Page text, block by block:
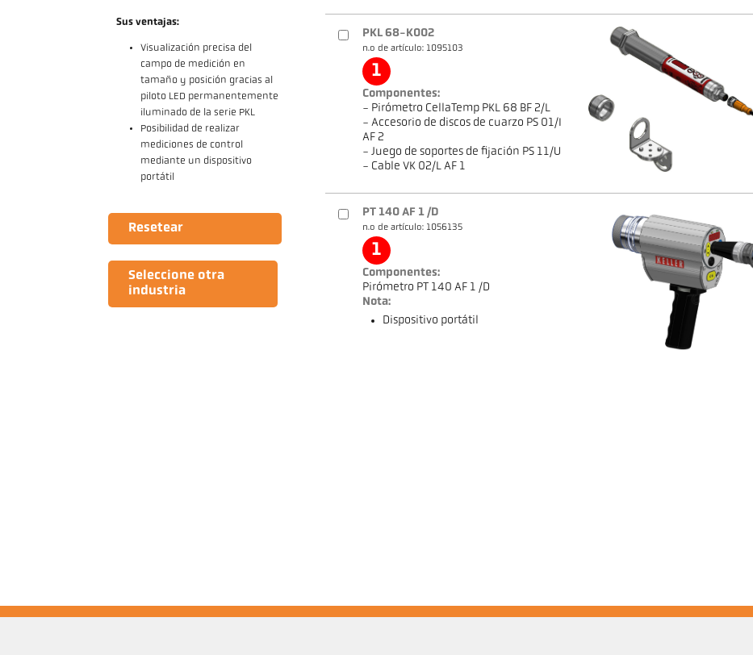
Sus ventajas:
Visualización precisa del
campo de medición en
tamaño y posición gracias al
piloto LED permanentemente
iluminado de la serie PKL
Posibilidad de realizar
mediciones de control
mediante un dispositivo
portátil
Resetear
Seleccione otra
industria
PKL 68-K002
n.o de artículo: 1095103
1
Componentes:
- Pirómetro CellaTemp PKL 68 BF 2/L
- Accesorio de discos de cuarzo PS 01/I
AF 2
- Juego de soportes de fijación PS 11/U
- Cable VK 02/L AF 1
PT 140 AF 1 /D
n.o de artículo: 1056135
1
Componentes:
Pirómetro PT 140 AF 1 /D
Nota:
Dispositivo portátil